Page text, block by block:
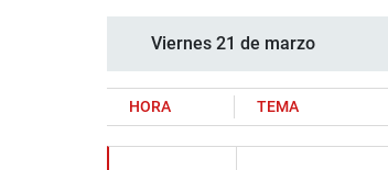
Viernes 21 de marzo
HORA TEMA